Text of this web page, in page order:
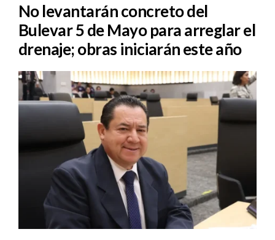
No levantarán concreto del
Bulevar 5 de Mayo para arreglar el
drenaje; obras iniciarán este año